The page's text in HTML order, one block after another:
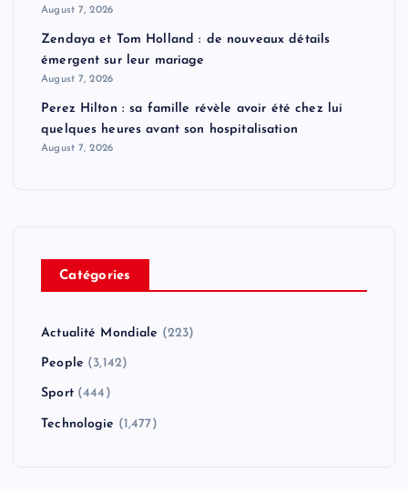
August 7, 2026
Zendaya et Tom Holland : de nouveaux détails
émergent sur leur mariage
August 7, 2026
Perez Hilton : sa famille révèle avoir été chez lui
quelques heures avant son hospitalisation
August 7, 2026
Catégories
Actualité Mondiale (223)
People (3,142)
Sport(444)
Technologie (1,477)